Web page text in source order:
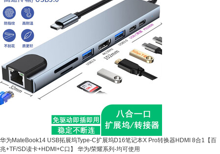
华为MateBook14 USB拓展坞Type-C扩展坞D16笔记本X Pro转换器HDMI 8合1【百
兆+TF/SD读卡+HDMI+C口】 华为/荣耀系列-均可使用